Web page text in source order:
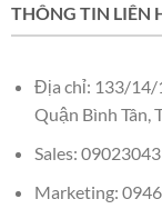
THÔNG TIN LIÊN
Địa chỉ: 133/14/
Quận Bình Tân,
Sales:
Marketing: